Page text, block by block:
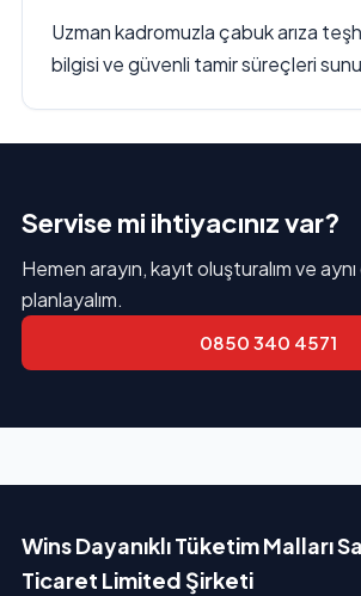
Uzman kadromuzla çabuk arıza
bilgisi ve güvenli tamir süreçleri
Servise mi ihtiyacınız var?
Hemen arayın, kayıt oluşturalım ve
planlayalım.
0850 340 4571
Wins Dayanıklı Tüketim Malları
Ticaret Limited Şirketi